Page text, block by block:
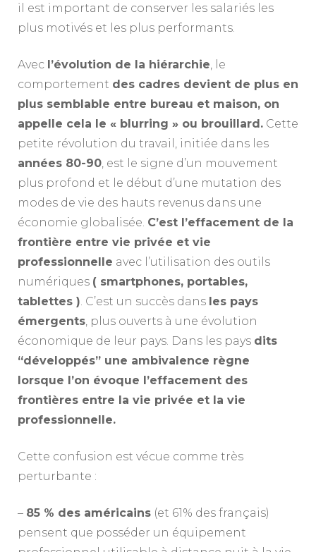
il est important de conserver les salariés les
plus motivés et les plus performants.
Avec l’évolution de la hiérarchie , le
comportement des cadres devient de plus en
plus semblable entre bureau et maison, on
appelle cela le « blurring » ou brouillard. Cette
petite révolution du travail, initiée dans les
années 80-90 , est le signe d’un mouvement
plus profond et le début d’une mutation des
modes de vie des hauts revenus dans une
économie globalisée. C’est l’effacement de la
frontière entre vie privée et vie
professionnelle avec l’utilisation des outils
numériques ( smartphones, portables,
tablettes ) . C’est un succès dans les pays
émergents , plus ouverts à une évolution
économique de leur pays. Dans les pays dits
“développés” une ambivalence règne
lorsque l’on évoque l’effacement des
frontières entre la vie privée et la vie
professionnelle.
Cette confusion est vécue comme très
perturbante :
– 85 % des américains (et 61% des français)
pensent que posséder un équipement